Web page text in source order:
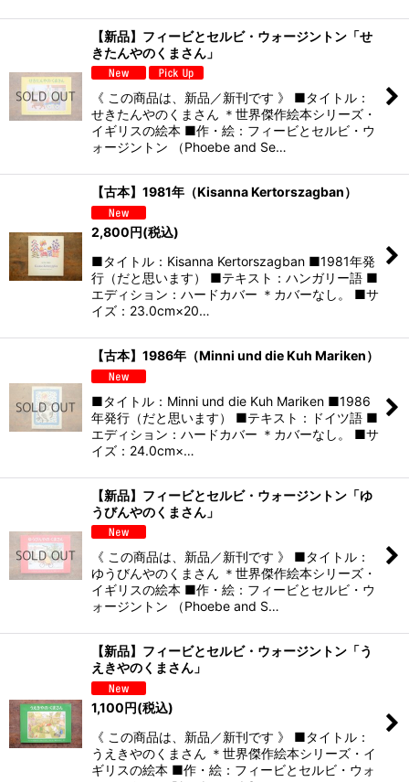
【新品】フィービとセルビ・ウォージントン「せ
きたんやのくまさん」
《 この商品は、新品／新刊です 》 ■タイトル：
せきたんやのくまさん ＊世界傑作絵本シリーズ・
イギリスの絵本 ■作・絵：フィービとセルビ・ウ
ォージントン （Phoebe and Se…
【古本】1981年（Kisanna Kertorszagban）
2,800円(税込)
■タイトル：Kisanna Kertorszagban ■1981年発
行（だと思います） ■テキスト：ハンガリー語 ■
エディション：ハードカバー ＊カバーなし。 ■サ
イズ：23.0cm×20…
【古本】1986年（Minni und die Kuh Mariken）
■タイトル：Minni und die Kuh Mariken ■1986
年発行（だと思います） ■テキスト：ドイツ語 ■
エディション：ハードカバー ＊カバーなし。 ■サ
イズ：24.0cm×…
【新品】フィービとセルビ・ウォージントン「ゆ
うびんやのくまさん」
《 この商品は、新品／新刊です 》 ■タイトル：
ゆうびんやのくまさん ＊世界傑作絵本シリーズ・
イギリスの絵本 ■作・絵：フィービとセルビ・ウ
ォージントン （Phoebe and S…
【新品】フィービとセルビ・ウォージントン「う
えきやのくまさん」
1,100円(税込)
《 この商品は、新品／新刊です 》 ■タイトル：
うえきやのくまさん ＊世界傑作絵本シリーズ・イ
ギリスの絵本 ■作・絵：フィービとセルビ・ウォ